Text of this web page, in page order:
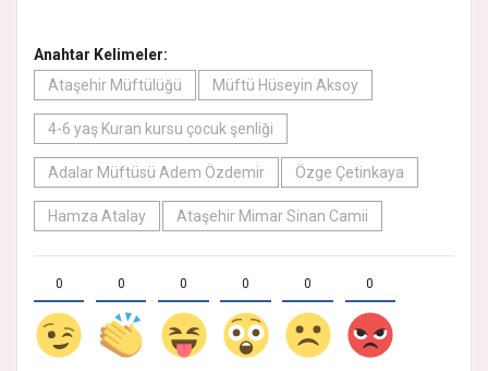
Anahtar Kelimeler:
Ataşehir Müftülüğü
Müftü Hüseyin Aksoy
4-6 yaş Kuran kursu çocuk şenliği
Adalar Müftüsü Adem Özdemir Özge Çetinkaya
Hamza Atalay Ataşehir Mimar Sinan Camii
0 0 0 0 0 0